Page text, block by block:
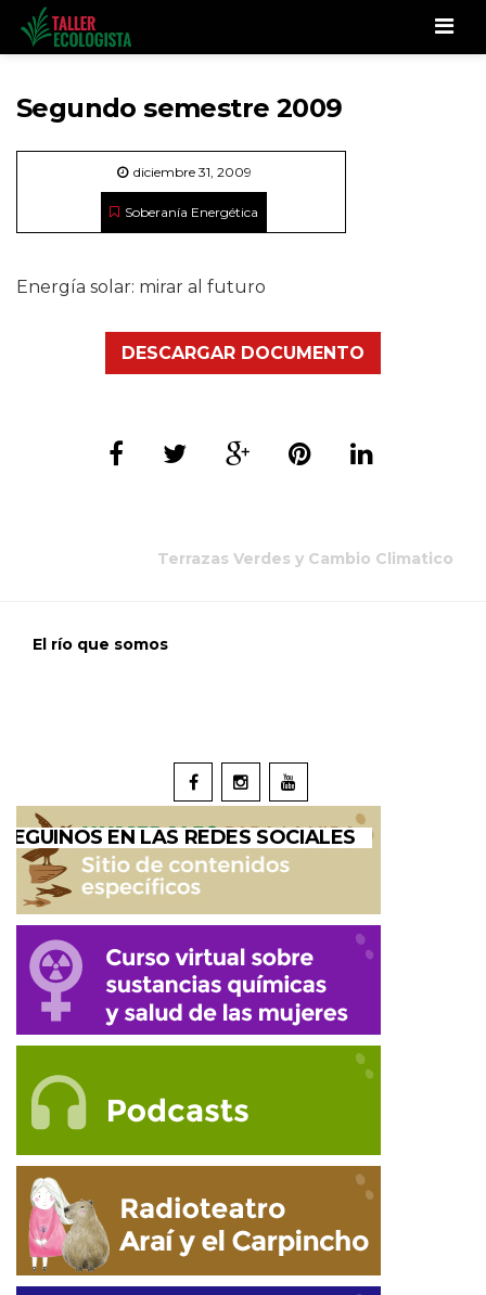
Segundo semestre 2009
diciembre 31, 2009
Soberanía Energética
Energía solar: mirar al futuro
DESCARGAR DOCUMENTO
Terrazas Verdes y Cambio Climatico
El río que somos
SEGUINOS EN LAS REDES SOCIALES